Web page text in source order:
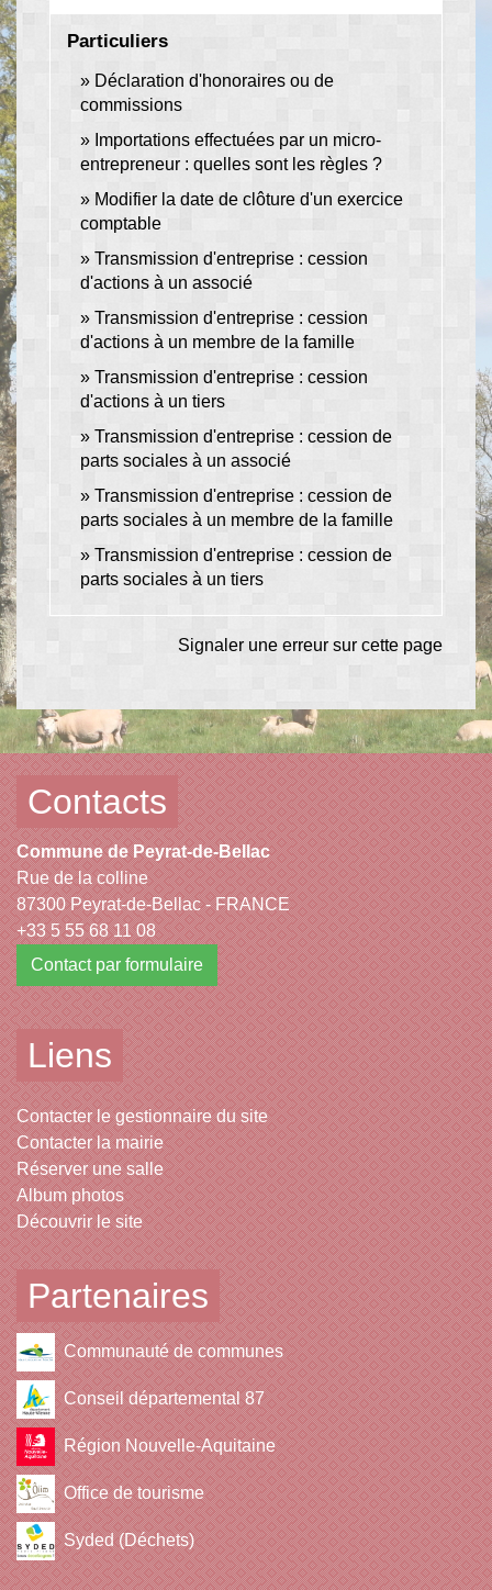
Particuliers
Déclaration d'honoraires ou de
commissions
Importations effectuées par un micro-
entrepreneur : quelles sont les règles ?
Modifier la date de clôture d'un exercice
comptable
Transmission d'entreprise : cession
d'actions à un associé
Transmission d'entreprise : cession
d'actions à un membre de la famille
Transmission d'entreprise : cession
d'actions à un tiers
Transmission d'entreprise : cession de
parts sociales à un associé
Transmission d'entreprise : cession de
parts sociales à un membre de la famille
Transmission d'entreprise : cession de
parts sociales à un tiers
Signaler une erreur sur cette page
Contacts
Commune de Peyrat-de-Bellac
Rue de la colline
87300 Peyrat-de-Bellac - FRANCE
+33 5 55 68 11 08
Contact par formulaire
Liens
Contacter le gestionnaire du site
Contacter la mairie
Réserver une salle
Album photos
Découvrir le site
Partenaires
Communauté de communes
Conseil départemental 87
Région Nouvelle-Aquitaine
Office de tourisme
Syded (Déchets)